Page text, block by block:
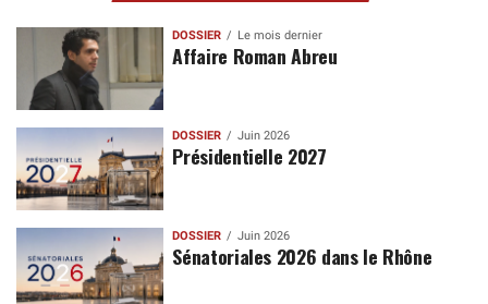
DOSSIER Le mois dernier
Affaire Roman Abreu
DOSSIER Juin 2026
Présidentielle 2027
DOSSIER Juin 2026
Sénatoriales 2026 dans le Rhône